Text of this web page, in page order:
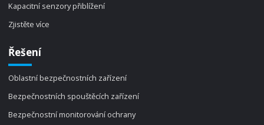
Kapacitní senzory přiblížení
Zjistěte více
Řešení
Oblastní bezpečnostních zařízení
Bezpečnostních spouštěcích zařízení
Bezpečnostní monitorování ochrany